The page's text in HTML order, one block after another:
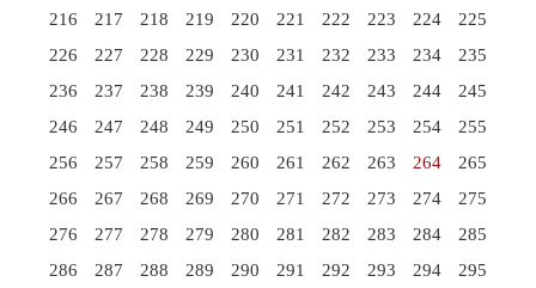
216
217 218 219 220 221 222 223 224
225
226
227 228 229 230 231 232 233 234
235
236
237 238 239 240 241 242 243 244
245
246
247 248 249 250 251 252 253 254
255
256
257 258 259 260 261 262 263 264
265
266
267 268 269 270 271 272 273 274
275
276
277 278 279 280 281 282 283 284
285
286
287 288 289 290 291 292 293 294
295